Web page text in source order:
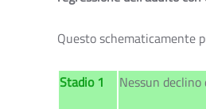
Questo schematicamente
Stadio 1 Nessun